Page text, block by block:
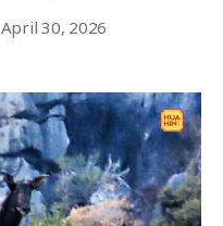
April 30, 2026